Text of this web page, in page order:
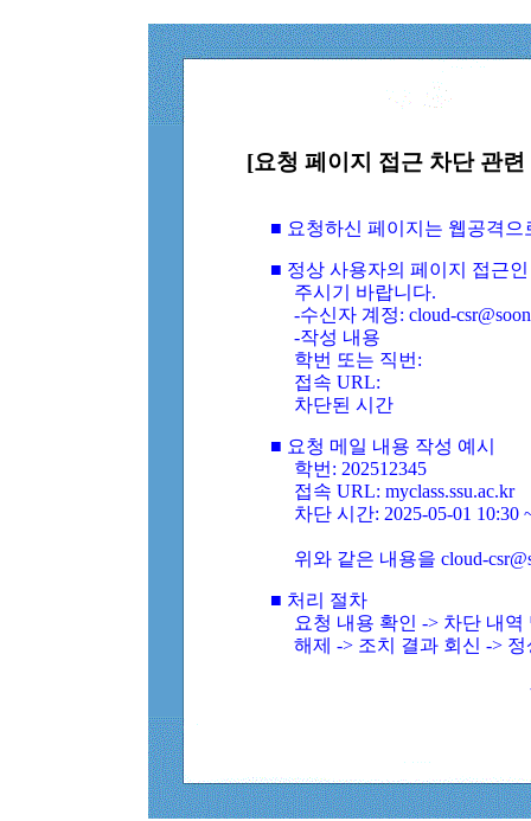
[요청 페이지 접근 차단 관
■ 요청하신 페이지는 웹공격
■ 정상 사용자의 페이지 접근
주시기 바랍니다.
-수신자 계정: cloud-
-작성 내용
학번 또는 직번:
접속 URL:
차단된 시간
■ 요청 메일 내용 작성 예시
학번: 202512345
접속 URL: myclass.ssu.ac.kr
차단 시간: 2025-05-01 10:30
위와 같은 내용을 cloud-
■ 처리 절차
요청 내용 확인 -> 차단 내
해제 -> 조치 결과 회신 ->